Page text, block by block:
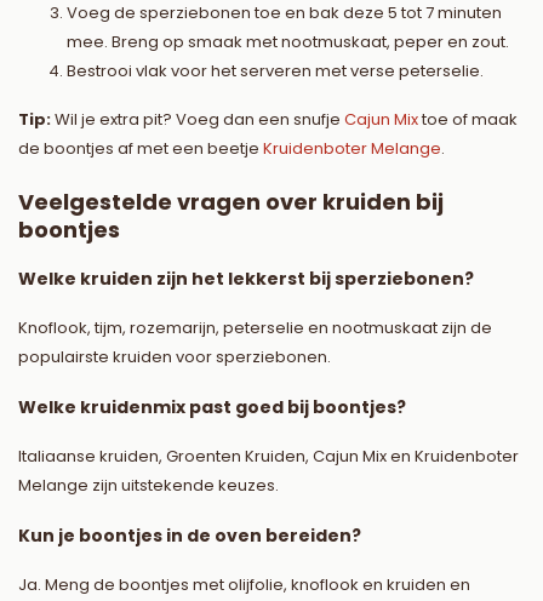
Voeg de sperziebonen toe en bak deze 5 tot 7 minuten
mee. Breng op smaak met nootmuskaat, peper en zout.
Bestrooi vlak voor het serveren met verse peterselie.
Tip:Wil je extra pit? Voeg dan een snufje Cajun Mixtoe of maak
de boontjes af met een beetje Kruidenboter Melange.
Veelgestelde vragen over kruiden bij
boontjes
Welke kruiden zijn het lekkerst bij sperziebonen?
Knoflook, tijm, rozemarijn, peterselie en nootmuskaat zijn de
populairste kruiden voor sperziebonen.
Welke kruidenmix past goed bij boontjes?
Italiaanse kruiden, Groenten Kruiden, Cajun Mix en Kruidenboter
Melange zijn uitstekende keuzes.
Kun je boontjes in de oven bereiden?
Ja. Meng de boontjes met olijfolie, knoflook en kruiden en